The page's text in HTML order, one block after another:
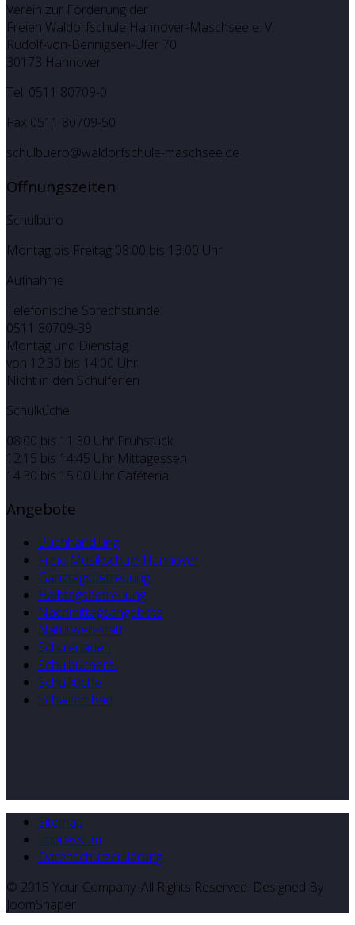
Verein zur Förderung der
Freien Waldorfschule Hannover-Maschsee e. V.
Rudolf-von-Bennigsen-Ufer 70
30173 Hannover
Tel. 0511 80709-0
Fax 0511 80709-50
schulbuero@waldorfschule-maschsee.de
Öffnungszeiten
Schulbüro
Montag bis Freitag 08:00 bis 13:00 Uhr
Aufnahme
Telefonische Sprechstunde:
0511 80709-39
Montag und Dienstag
von 12:30 bis 14:00 Uhr
Nicht in den Schulferien
Schulküche
08:00 bis 11:30 Uhr Frühstück
12:15 bis 14:45 Uhr Mittagessen
14.30 bis 15.00 Uhr Caféteria
Angebote
Buchhandlung
Freie Musikschule Hannover
Ganztagsbetreuung
Halbtagsbetreuung
Nachmittagsangebote
Naturwerkstatt
Schülerladen
Schulbücherei
Schulküche
Schwimmbad
Sitemap
Impressum
Datenschutzerklärung
© 2015 Your Company. All Rights Reserved. Designed By
JoomShaper